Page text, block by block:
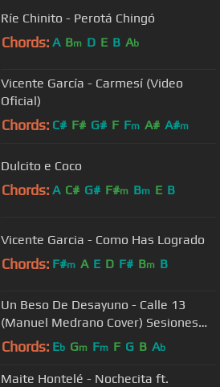
Ríe Chinito - Perotá Chingó
Chords: A Bm D E B Ab
Vicente García - Carmesí (Video
Oficial)
Chords: C# F# G# F Fm A# A#m
Dulcito e Coco
Chords: A C# G# F#m Bm E B
Vicente Garcia - Como Has Logrado
Chords: F#m A E D F# Bm B
Un Beso De Desayuno - Calle 13
(Manuel Medrano Cover) Sesiones
Inshaka
Chords: Eb Gm Fm F G B Ab
Maite Hontelé - Nochecita ft.